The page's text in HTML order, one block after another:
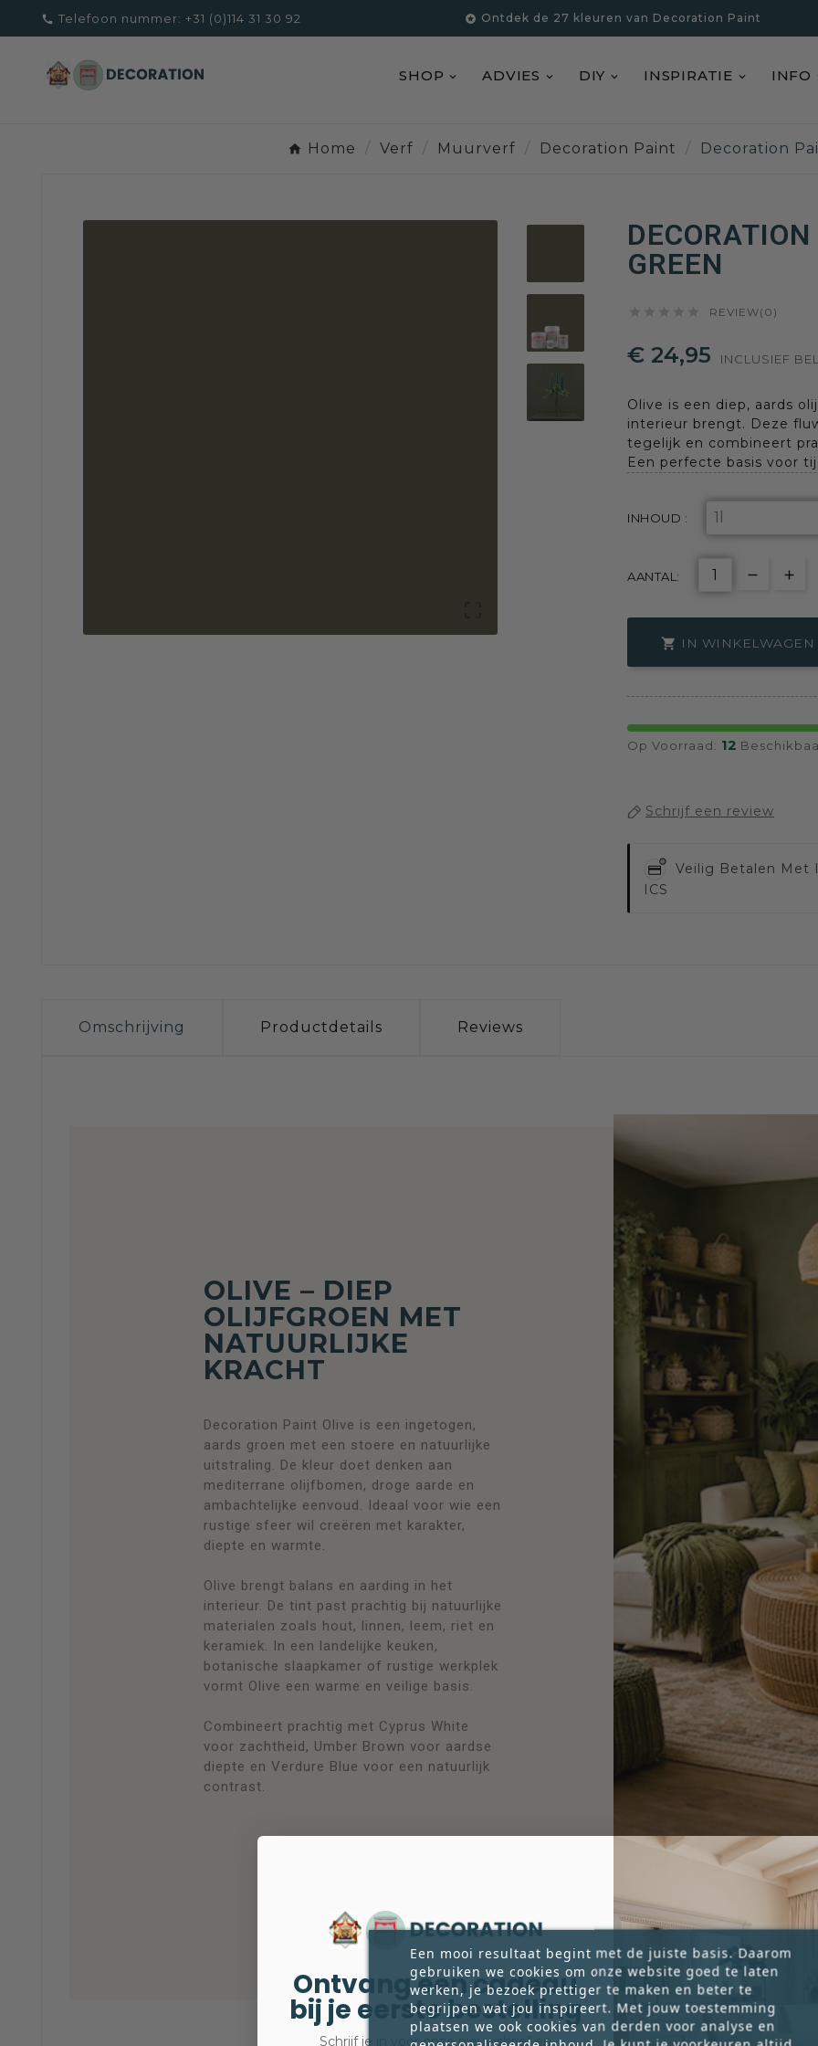
 Telefoon nummer: +31 (0)114 31 30 92  Ontdek de 27 kleuren van Decoration Paint
SHOP ADVIES DIY INSPIRATIE INFO
Home Verf Muurverf Decoration Paint Decoration
GREEN
REVIEW(0)
€ 24,95 INCLUSIEF
Olive is een diep, aards
interieur brengt. Deze
tegelijk en combineert
Een perfecte basis voor
INHOUD :
AANTAL:
 IN WINKELWAGEN
Op Voorraad: 12
Schrijf een review
Veilig Betalen Met
ICS
Omschrijving Productdetails Reviews
OLIVE – DIEP
OLIJFGROEN MET
NATUURLIJKE
KRACHT
Decoration Paint Olive is een ingetogen,
aards groen met een stoere en natuurlijke
uitstraling. De kleur doet denken aan
mediterrane olijfbomen, droge aarde en
ambachtelijke eenvoud. Ideaal voor wie een
rustige sfeer wil creëren met karakter,
diepte en warmte.
Olive brengt balans en aarding in het
interieur. De tint past prachtig bij natuurlijke
materialen zoals hout, linnen, leem, riet en
keramiek. In een landelijke keuken,
botanische slaapkamer of rustige werkplek
vormt Olive een warme en veilige basis.
Combineert prachtig met Cyprus White
voor zachtheid, Umber Brown voor aardse
diepte en Verdure Blue voor een natuurlijk
contrast.
Een mooi resultaat begint met de juiste basis. Daarom
gebruiken we cookies om onze website goed te laten
werken, je bezoek prettiger te maken en beter te
begrijpen wat jou inspireert. Met jouw toestemming
plaatsen we ook cookies van derden voor analyse en
Ontvang een cadeau
bij je eerste bestelling
Schrijf je in voor onze nieuwsbrief en